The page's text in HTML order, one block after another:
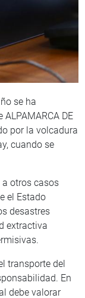
se ha
DE
por la volcadura
cuando se
a otros casos
el Estado
desastres
extractiva
transporte del
En
debe valorar